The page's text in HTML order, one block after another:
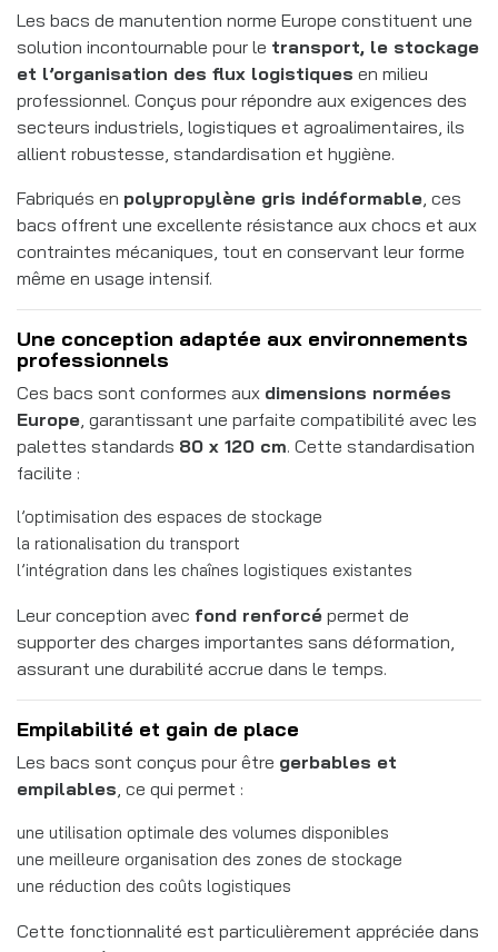
Les bacs de manutention norme Europe constituent une
solution incontournable pour le transport, le stockage
et l’organisation des flux logistiques en milieu
professionnel. Conçus pour répondre aux exigences des
secteurs industriels, logistiques et agroalimentaires, ils
allient robustesse, standardisation et hygiène.
Fabriqués en polypropylène gris indéformable , ces
bacs offrent une excellente résistance aux chocs et aux
contraintes mécaniques, tout en conservant leur forme
même en usage intensif.
Une conception adaptée aux environnements
professionnels
Ces bacs sont conformes aux dimensions normées
Europe , garantissant une parfaite compatibilité avec les
palettes standards 80 x 120 cm. Cette standardisation
facilite :
l’optimisation des espaces de stockage
la rationalisation du transport
l’intégration dans les chaînes logistiques existantes
Leur conception avec fond renforcé permet de
supporter des charges importantes sans déformation,
assurant une durabilité accrue dans le temps.
Empilabilité et gain de place
Les bacs sont conçus pour être gerbables et
empilables , ce qui permet :
une utilisation optimale des volumes disponibles
une meilleure organisation des zones de stockage
une réduction des coûts logistiques
Cette fonctionnalité est particulièrement appréciée dans